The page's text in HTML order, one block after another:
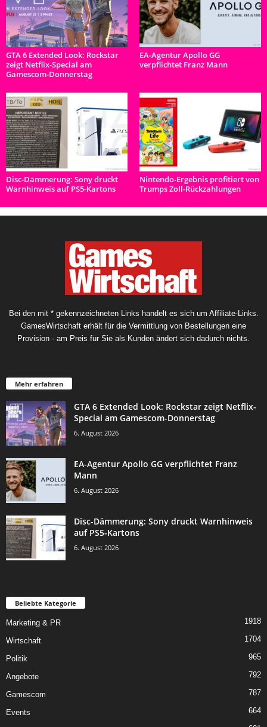
GTA 6 Extended Look: Rockstar
zeigt Netflix-Special am
Gamescom-Donnerstag
EA-Agentur Apollo GG
verpflichtet Franz Mann
Disc-Dämmerung: Sony druckt
Warnhinweis auf PS5-Kartons
Nintendo-Ergebnis profitiert von
Trumps Zoll-Rückzahlungen
Bei den mit * gekennzeichneten Links handelt es sich um Affiliate-Links.
GamesWirtschaft erhält für die Vermittlung von Bestellungen eine
Provision - am Preis für Sie als Kunden ändert sich dadurch nichts.
Mehr erfahren
GTA 6 Extended Look: Rockstar zeigt Netflix-
Special am Gamescom-Donnerstag
6. August 2026
EA-Agentur Apollo GG verpflichtet Franz
Mann
6. August 2026
Disc-Dämmerung: Sony druckt Warnhinweis
auf PS5-Kartons
6. August 2026
Beliebte Kategorie
Marketing & PR 1918
Wirtschaft 1704
Politik 965
Angebote 792
Gamescom 787
Events 664